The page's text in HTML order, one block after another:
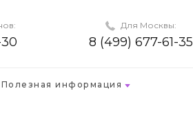
Для Москвы:
8 (499) 677-61-35
Полезная информация